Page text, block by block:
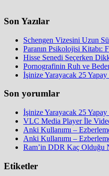
Son Yazılar
Schengen Vizesini Uzun
Paranın Psikolojisi Kitabı:
Hisse Senedi Seçerken
Pornografinin Ruh ve
İşinize Yarayacak 25
Son yorumlar
İşinize Yarayacak 25
VLC Media Player İle
Anki Kullanımı –
Anki Kullanımı –
Ram’in DDR Kaç Olduğu
Etiketler